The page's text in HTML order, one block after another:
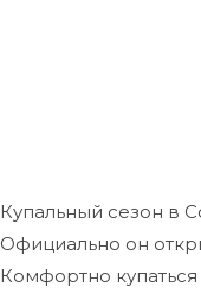
Купальный сезон в
Официально он
Комфортно